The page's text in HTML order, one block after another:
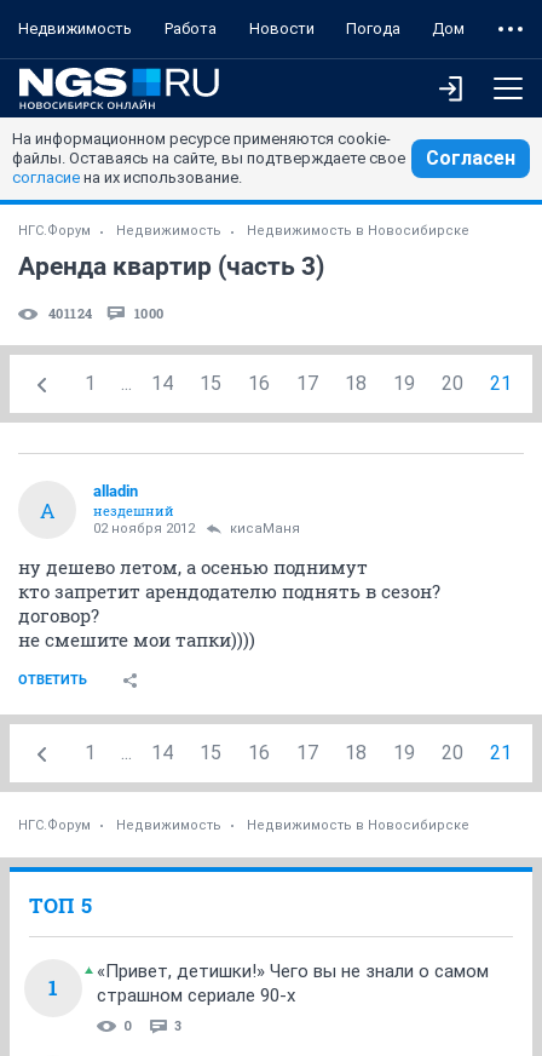
Недвижимость Работа Новости Погода Дом
На информационном ресурсе применяются cookie-
файлы. Оставаясь на сайте, вы подтверждаете свое
согласие на их использование.
Согласен
НГС.Форум Недвижимость Недвижимость в Новосибирске
Аренда квартир (часть 3)
401124 1000
1 ... 14 15 16 17 18 19 20 21
A
alladin
нездешний
02 ноября 2012 кисаМаня
ну дешево летом, а осенью поднимут
кто запретит арендодателю поднять в сезон?
договор?
не смешите мои тапки))))
ОТВЕТИТЬ
1 ... 14 15 16 17 18 19 20 21
НГС.Форум Недвижимость Недвижимость в Новосибирске
ТОП 5
1
«Привет, детишки!» Чего вы не знали о самом
страшном сериале 90-х
0 3